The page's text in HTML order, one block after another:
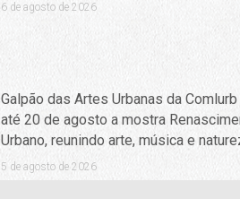
6 de agosto de 2026
Galpão das Artes Urbanas da
até 20 de agosto a mostra
Urbano, reunindo arte, música e
5 de agosto de 2026